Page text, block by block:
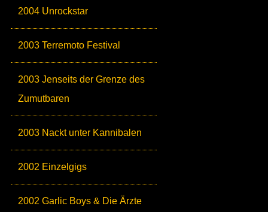
2004 Unrockstar
2003 Terremoto Festival
2003 Jenseits der Grenze des
Zumutbaren
2003 Nackt unter Kannibalen
2002 Einzelgigs
2002 Garlic Boys & Die Ärzte